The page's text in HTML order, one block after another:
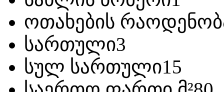
ოთახების
სართული3
სულ სართული15